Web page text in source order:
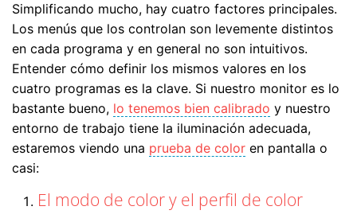
Simplificando mucho, hay cuatro factores principales.
Los menús que los controlan son levemente distintos
en cada programa y en general no son intuitivos.
Entender cómo definir los mismos valores en los
cuatro programas es la clave. Si nuestro monitor es lo
bastante bueno, lo tenemos bien calibrado y nuestro
entorno de trabajo tiene la iluminación adecuada,
estaremos viendo una prueba de color en pantalla o
casi:
El modo de color y el perfil de color